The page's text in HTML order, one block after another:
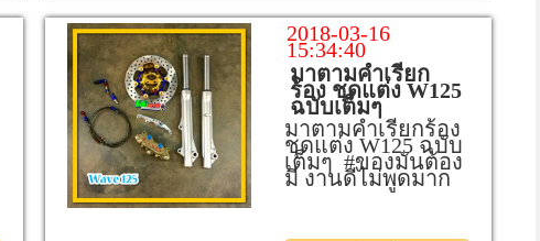
2018-03-16
15:34:40
มาตามคำเรียก
ร้อง ชุดแต่ง W125
ฉบับเต็มๆ
มาตามคำเรียกร้อง
ชุดแต่ง W125 ฉบับ
เต็มๆ #ของมันต้อง
มี งานดีไม่พูดมาก